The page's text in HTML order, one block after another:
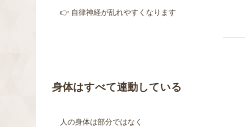
👉 自律神経が乱れやすくなります
身体はすべて連動している
人の身体は部分ではなく